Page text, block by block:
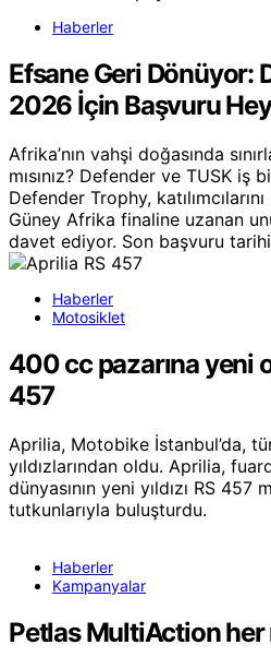
Haberler
Efsane Geri Dönüyor:
2026 İçin Başvuru
Afrika’nın vahşi doğasında
mısınız? Defender ve TUSK iş
Defender Trophy,
Güney Afrika finaline uzanan
davet ediyor. Son başvuru
Haberler
Motosiklet
400 cc pazarına yeni
457
Aprilia, Motobike İstanbul’da,
yıldızlarından oldu. Aprilia,
dünyasının yeni yıldızı RS
tutkunlarıyla buluşturdu.
Haberler
Kampanyalar
Petlas MultiAction her